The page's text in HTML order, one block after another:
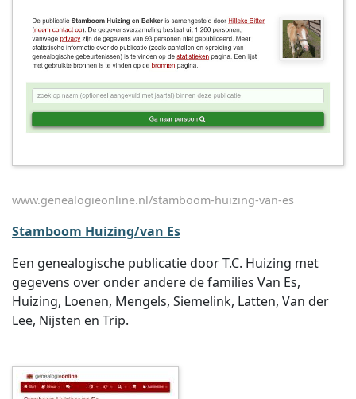
www.genealogieonline.nl/stamboom-huizing-van-es
Stamboom Huizing/van Es
Een genealogische publicatie door T.C. Huizing met
gegevens over onder andere de families Van Es,
Huizing, Loenen, Mengels, Siemelink, Latten, Van der
Lee, Nijsten en Trip.